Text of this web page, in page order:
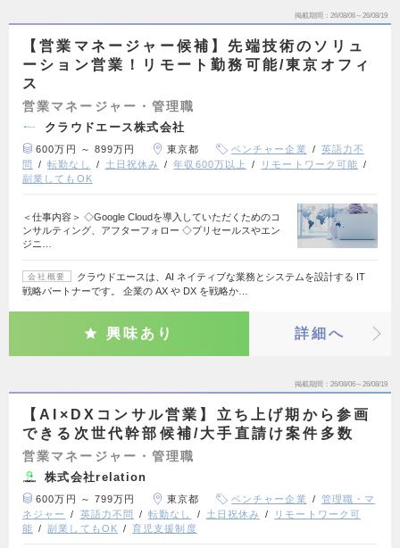
掲載期間 26/08/06～26/08/19
【営業マネージャー候補】先端技術のソリュ
ーション営業！リモート勤務可能/東京オフィ
ス
営業マネージャー・管理職
クラウドエース株式会社
600万円 ～ 899万円 東京都 ベンチャー企業
英語力不
問
転勤なし 土日祝休み 年収600万以上
リモートワーク可能
副業してもOK
＜仕事内容＞ ◇Google Cloudを導入していただくためのコ
ンサルティング、アフターフォロー ◇プリセールスやエン
ジニ…
会社概要
クラウドエースは、AI ネイティブな業務とシステムを設計する IT
戦略パートナーです。 企業の AX や DX を戦略か…
興味あり 詳細へ
掲載期間 26/08/06～26/08/19
【AI×DXコンサル営業】立ち上げ期から参画
できる次世代幹部候補/大手直請け案件多数
営業マネージャー・管理職
株式会社relation
600万円 ～ 799万円 東京都 ベンチャー企業
管理職・マ
ネジャー
英語力不問 転勤なし 土日祝休み
リモートワーク可
能
副業してもOK 育児支援制度